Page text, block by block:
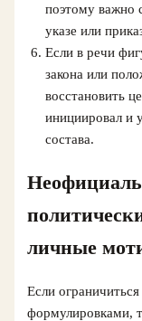
поэтому важно
указе или
Если в речи
закона или
восстановить
инициировал и
состава.
личные
Если
формулировками,